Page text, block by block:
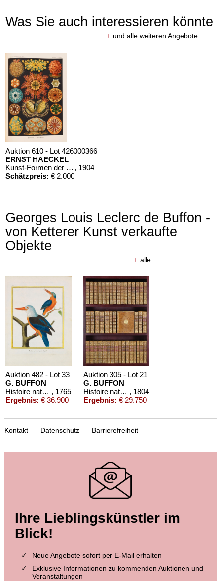
Was Sie auch interessieren könnte
+ und alle weiteren Angebote
Auktion 610 - Lot 426000366
ERNST HAECKEL
Kunst-Formen der Natur. 10 Hefte und Supplement in 1 Band , 1904
Schätzpreis: € 2.000
Georges Louis Leclerc de Buffon -
von Ketterer Kunst verkaufte
Objekte
+ alle
Auktion 482 - Lot 33
G. BUFFON
Histoire naturelle des oiseaux. 3 Kassetten , 1765
Ergebnis: € 36.900
Auktion 305 - Lot 21
G. BUFFON
Histoire naturelle. 1749-1804. , 1804
Ergebnis: € 29.750
Auktion 499 - Lot 307
G. BUFFON
Ergebnis:€ 4.688
Auktion 516 - Lot 150
G. BUFFON
Kontakt Datenschutz Barrierefreiheit
Ihre Lieblingskünstler im
Blick!
Neue Angebote sofort per E-Mail erhalten
Exklusive Informationen zu kommenden Auktionen und
Veranstaltungen